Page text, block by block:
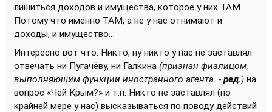
лишиться доходов и имущества, которое у них ТАМ.
Потому что именно ТАМ, а не у нас отнимают и
доходы, и имущество…
Интересно вот что. Никто, ну никто у нас не заставлял
отвечать ни Пугачёву, ни Галкина (признан физлицом,
выполняющим функции иностранного агента. - ред.) на
вопрос «Чей Крым?» и т.п. Никто не заставлял (по
крайней мере у нас) высказываться по поводу действий